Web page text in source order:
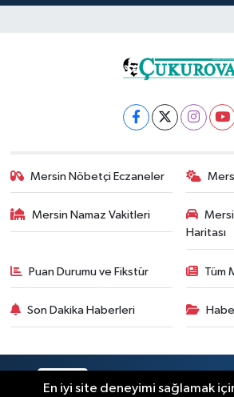
Mersin Nöbetçi Eczaneler
Mersin Namaz Vakitleri
Haritası
Puan Durumu ve Fikstür Tüm
Son Dakika Haberleri
En iyi site deneyimi sağlamak